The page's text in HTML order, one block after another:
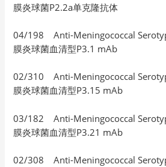
膜炎球菌P2.2a单克隆抗体
04/198 Anti-Meningococcal
膜炎球菌血清型P3.1 mAb
02/310 Anti-Meningococcal
膜炎球菌血清型P3.15 mAb
03/182 Anti-Meningococcal
膜炎球菌血清型P3.21 mAb
02/308 Anti-Meningococcal